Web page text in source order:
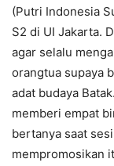
(Putri Indonesia
S2 di UI Jakarta.
agar selalu
orangtua supaya
adat budaya
memberi empat
bertanya saat
mempromosikan